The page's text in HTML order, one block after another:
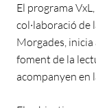
El programa
col·laboració de
Morgades,
foment de la
acompanyen en